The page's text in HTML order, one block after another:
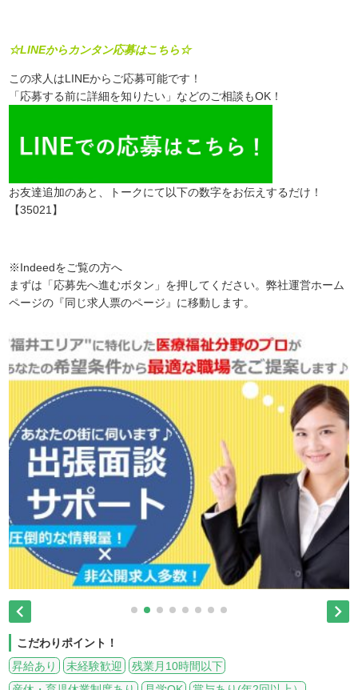
☆LINEからカンタン応募はこちら☆
この求人はLINEからご応募可能です！
「応募する前に詳細を知りたい」などのご相談もOK！
お友達追加のあと、トークにて以下の数字をお伝えするだけ！
【35021】
※Indeedをご覧の方へ
まずは「応募先へ進むボタン」を押してください。弊社運営ホーム
ページの『同じ求人票のページ』に移動します。
 
こだわりポイント！
昇給あり
未経験歓迎
残業月10時間以下